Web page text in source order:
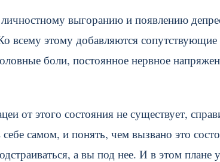
выгоранию и появлению
всему этому добавляются
боли, постоянное нервное
от этого состояния не существует,
самом, и понять, чем вызвано это
а вы под нее. И в этом плане